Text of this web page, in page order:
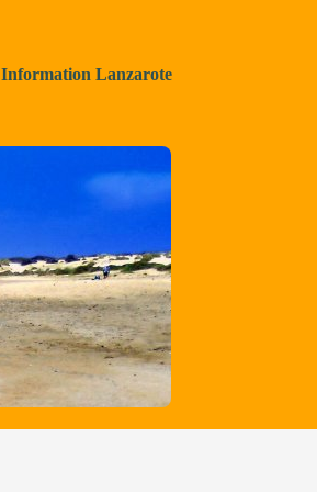
Information Lanzarote